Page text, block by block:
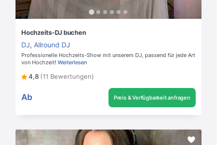
Hochzeits-DJ buchen
DJ, Allround DJ
Professionelle Hochzeits-Show mit unserem DJ, passend für jede Art
von Hochzeit! Weiterlesen
4,8 (11 Bewertungen)
Ab Preis & Verfügbarkeit anfragen